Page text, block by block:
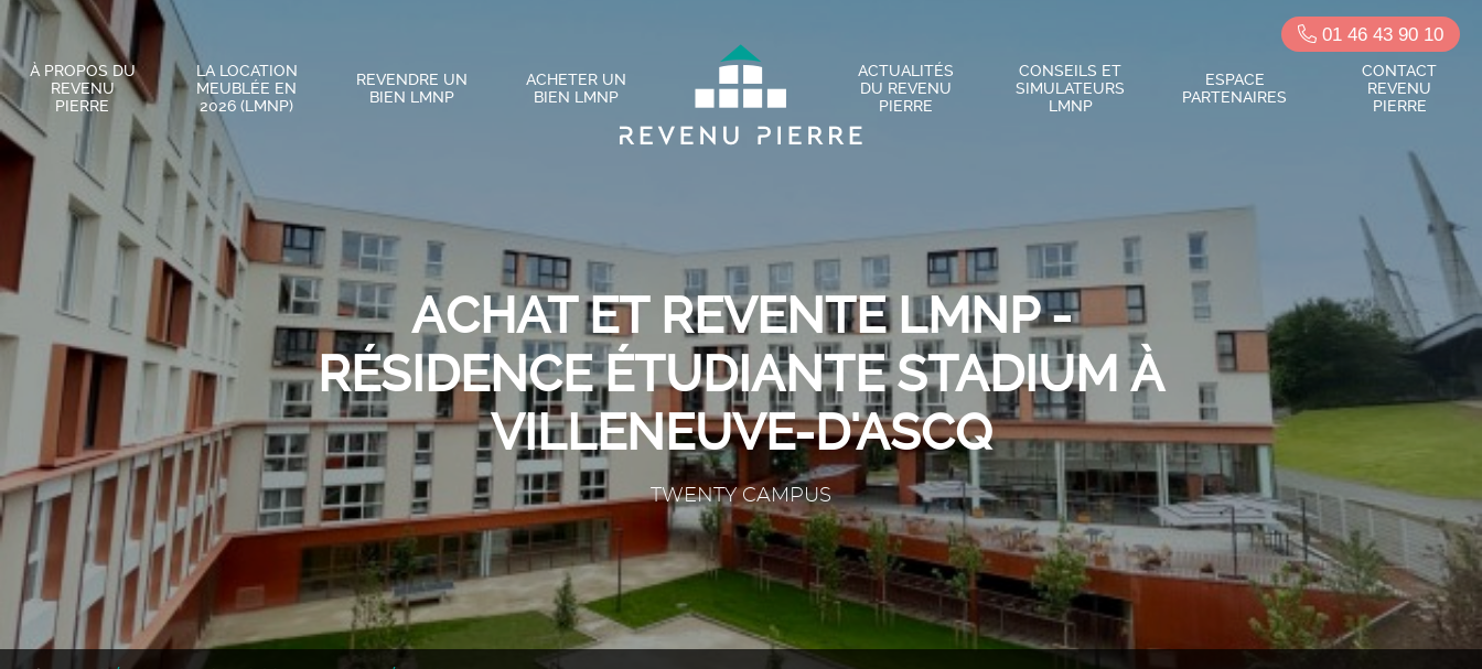
À PROPOS DU
REVENU
PIERRE
LA LOCATION
MEUBLÉE EN
2026 (LMNP)
REVENDRE UN
BIEN LMNP
ACHETER UN
BIEN LMNP
ACTUALITÉS
DU REVENU
PIERRE
CONSEILS ET
SIMULATEURS
LMNP
ESPACE
PARTENAIRES
CONTACT
REVENU
PIERRE
01 46 43 90 10
ACHAT ET REVENTE LMNP -
RÉSIDENCE ÉTUDIANTE STADIUM À
VILLENEUVE-D'ASCQ
TWENTY CAMPUS